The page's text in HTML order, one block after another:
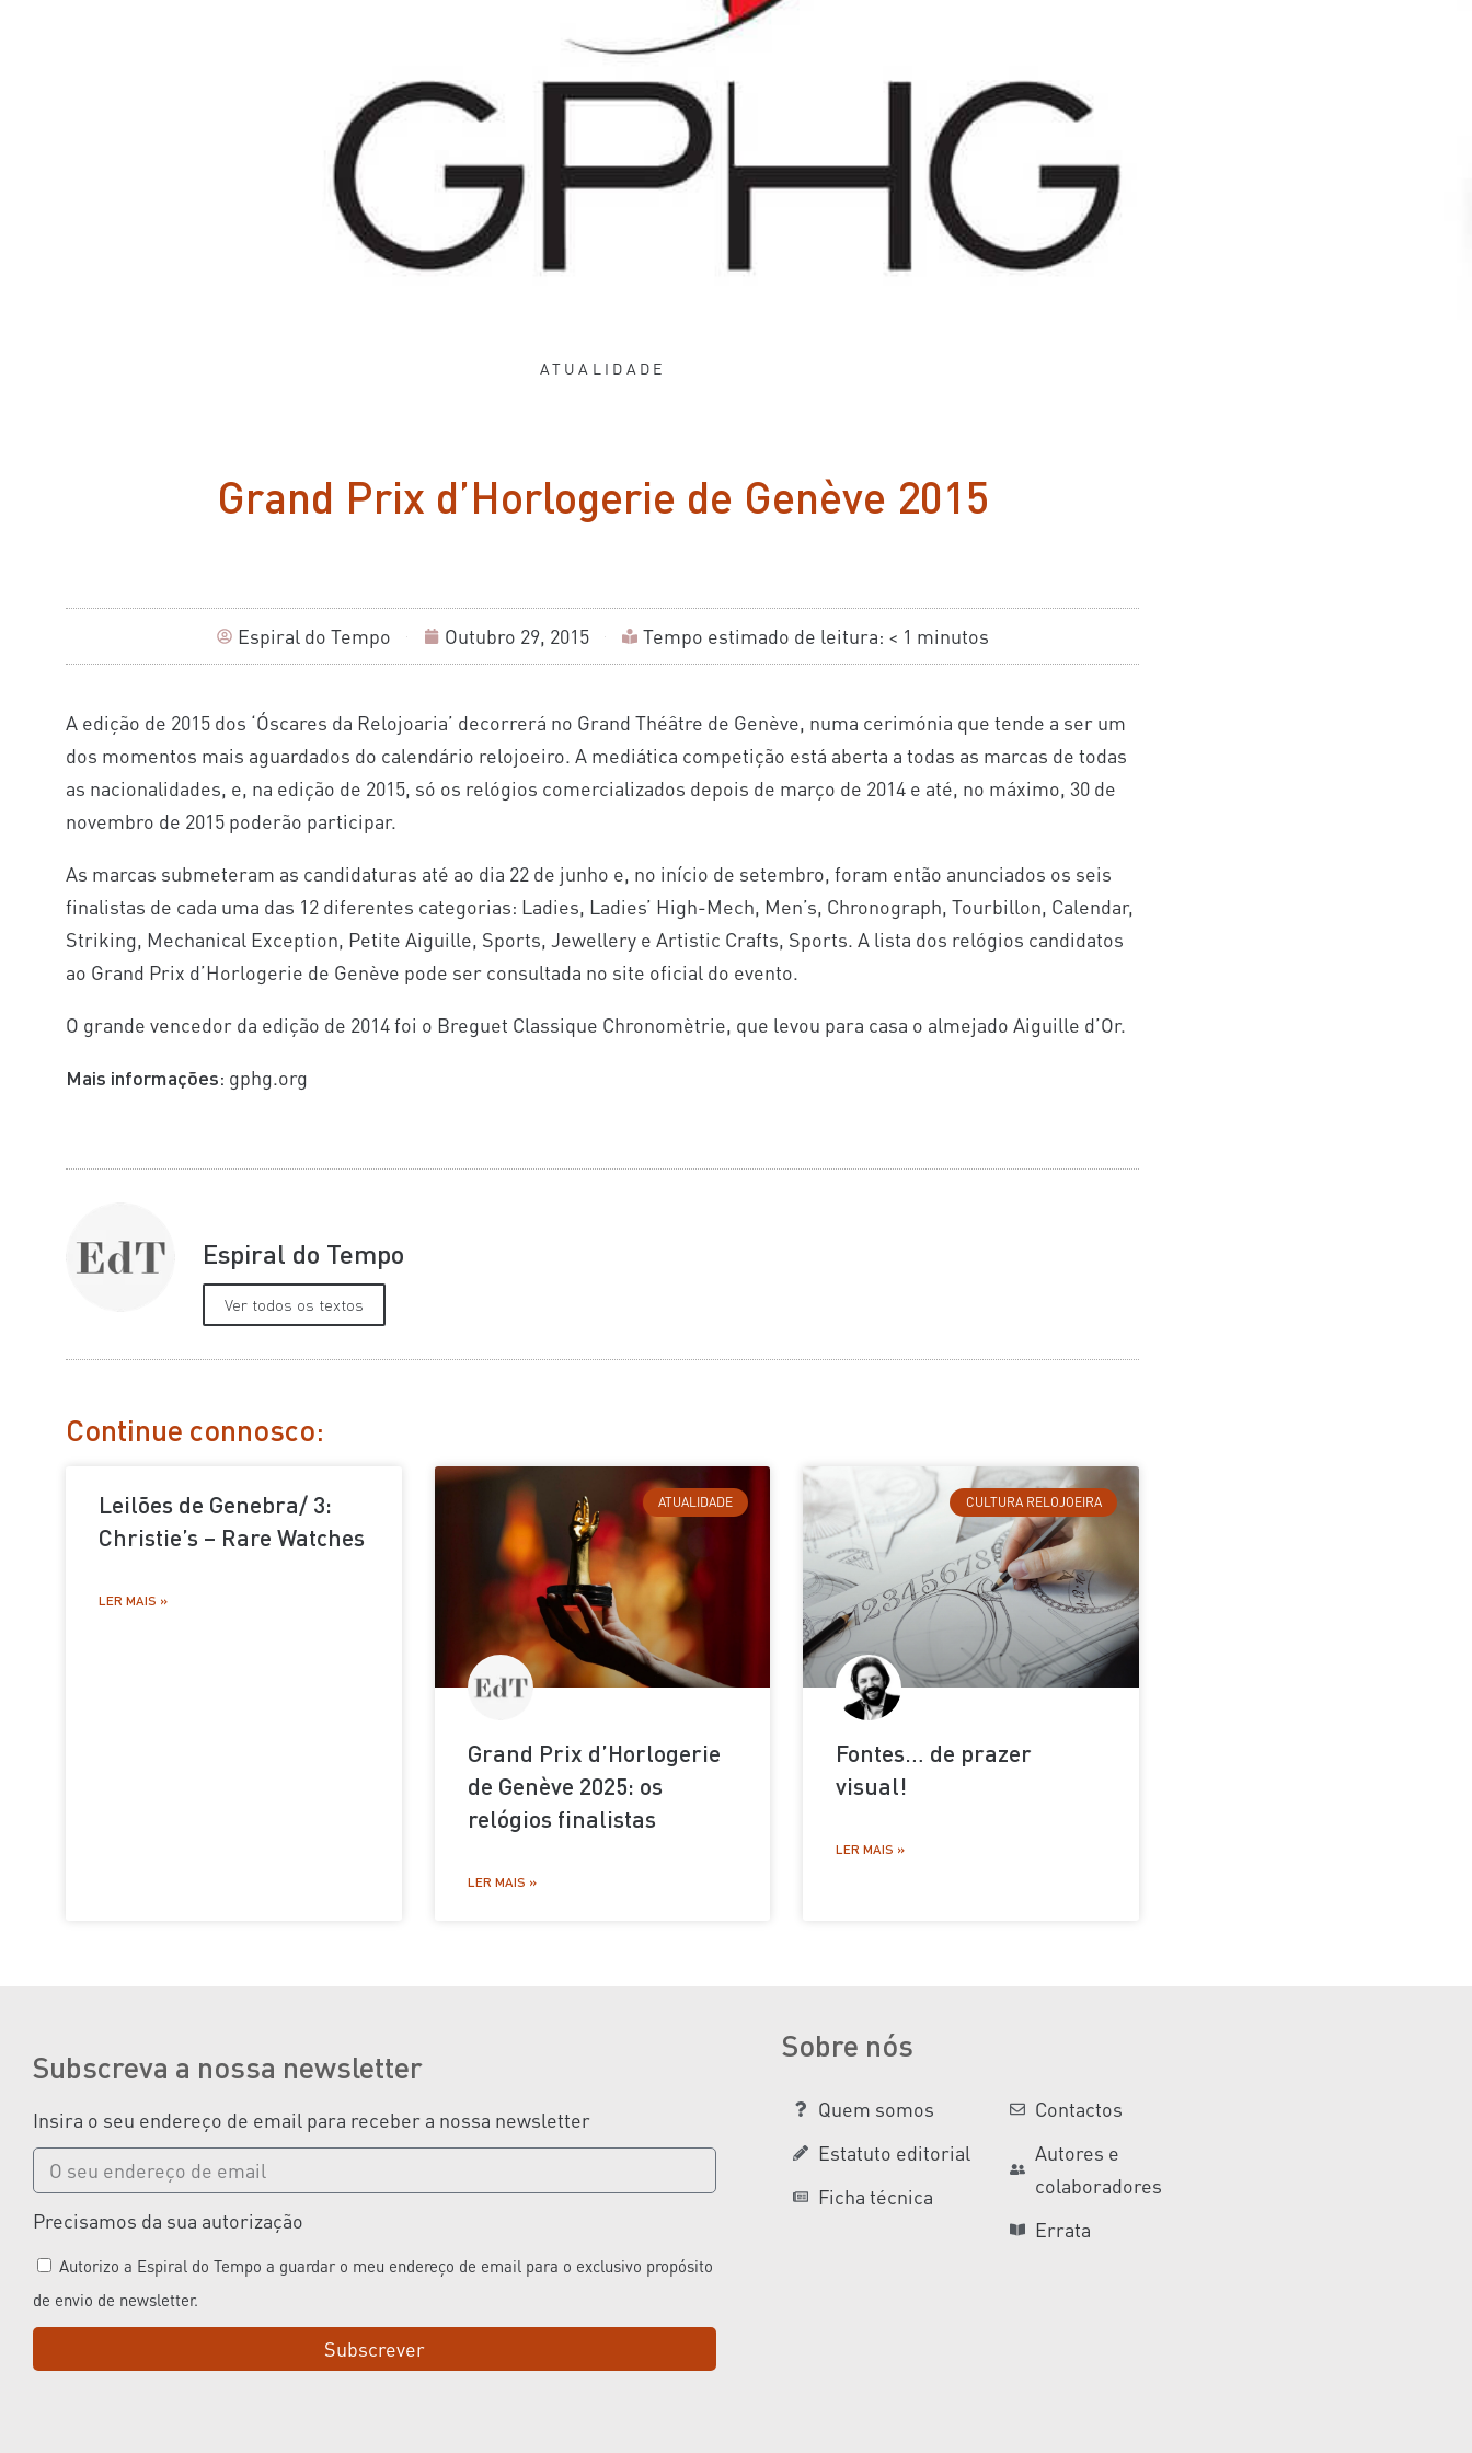
ATUALIDADE
Grand Prix d’Horlogerie de Genève 2015
Espiral do Tempo Outubro 29, 2015 Tempo estimado de leitura: < 1 minutos
A edição de 2015 dos ‘Óscares da Relojoaria’ decorrerá no Grand Théâtre de Genève, numa cerimónia que tende a ser um
dos momentos mais aguardados do calendário relojoeiro. A mediática competição está aberta a todas as marcas de todas
as nacionalidades, e, na edição de 2015, só os relógios comercializados depois de março de 2014 e até, no máximo, 30 de
novembro de 2015 poderão participar.
As marcas submeteram as candidaturas até ao dia 22 de junho e, no início de setembro, foram então anunciados os seis
finalistas de cada uma das 12 diferentes categorias: Ladies, Ladies’ High-Mech, Men’s, Chronograph, Tourbillon, Calendar,
Striking, Mechanical Exception, Petite Aiguille, Sports, Jewellery e Artistic Crafts, Sports. A lista dos relógios candidatos
ao Grand Prix d’Horlogerie de Genève pode ser consultada no site oficial do evento.
O grande vencedor da edição de 2014 foi o Breguet Classique Chronomètrie, que levou para casa o almejado Aiguille d’Or.
Mais informações: gphg.org
Espiral do Tempo
Ver todos os textos
Continue connosco:
Leilões de Genebra/ 3:
Christie’s – Rare Watches
LER MAIS »
ATUALIDADE
Grand Prix d’Horlogerie
de Genève 2025: os
relógios finalistas
LER MAIS »
CULTURA RELOJOEIRA
Fontes… de prazer
visual!
LER MAIS »
Subscreva a nossa newsletter
Insira o seu endereço de email para receber a nossa newsletter
Precisamos da sua autorização
Autorizo a Espiral do Tempo a guardar o meu endereço de email para o exclusivo propósito
de envio de newsletter.
Subscrever
Sobre nós
Quem somos
Estatuto editorial
Ficha técnica
Contactos
Autores e
colaboradores
Errata